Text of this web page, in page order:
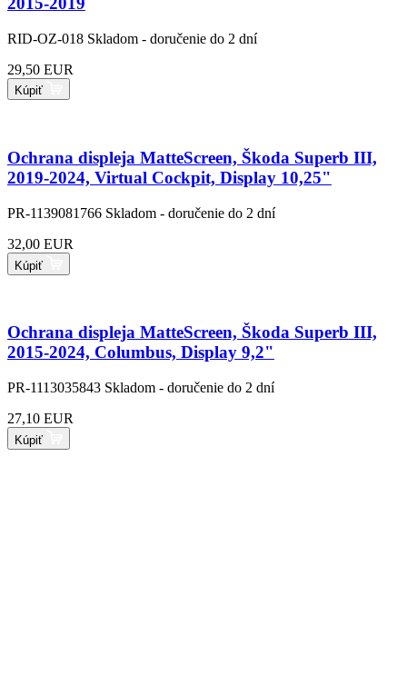
RID-OZ-018 Skladom - doručenie do 2 dní
29,50 EUR
Kúpiť
Ochrana displeja MatteScreen, Škoda Superb III,
2019-2024, Virtual Cockpit, Display 10,25"
PR-1139081766 Skladom - doručenie do 2 dní
32,00 EUR
Kúpiť
Ochrana displeja MatteScreen, Škoda Superb III,
2015-2024, Columbus, Display 9,2"
PR-1113035843 Skladom - doručenie do 2 dní
27,10 EUR
Kúpiť